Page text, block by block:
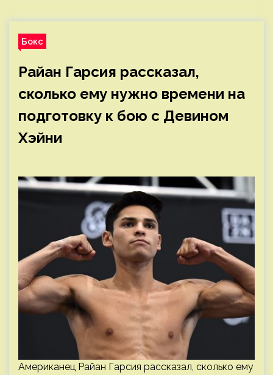
Бокс
Райан Гарсия рассказал,
сколько ему нужно времени на
подготовку к бою с Девином
Хэйни
Американец Райан Гарсия рассказал, сколько ему